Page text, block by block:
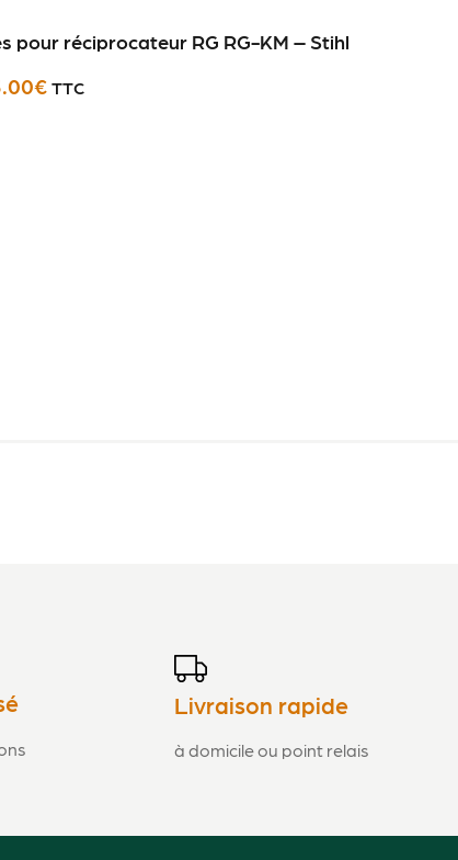
pour réciprocateur RG RG-KM – Stihl
€ TTC
Livraison rapide
à domicile ou point relais